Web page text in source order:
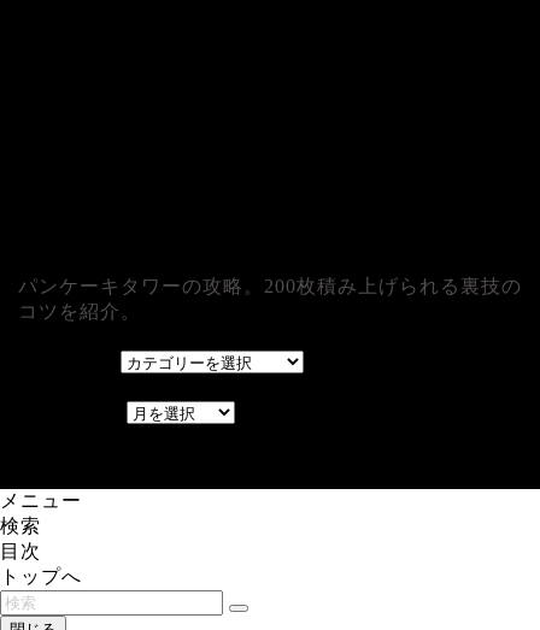
パンケーキタワーの攻略。200枚積み上げられる裏技の
コツを紹介。
メニュー
検索
目次
トップへ